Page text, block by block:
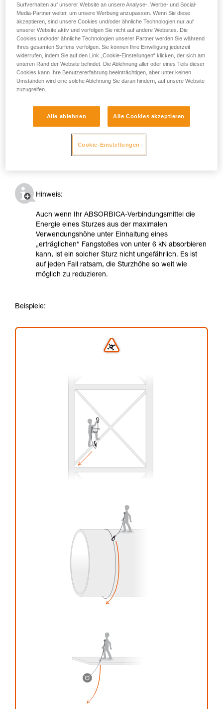
Hinweis:
Auch wenn Ihr ABSORBICA-Verbindungsmittel die
Energie eines Sturzes aus der maximalen
Verwendungshöhe unter Einhaltung eines
„erträglichen“ Fangstoßes von unter 6 kN absorbieren
kann, ist ein solcher Sturz nicht ungefährlich. Es ist
auf jeden Fall ratsam, die Sturzhöhe so weit wie
möglich zu reduzieren.
Beispiele:
Surfverhalten auf unserer Website an unsere Analyse-, Werbe- und Social-
Media-Partner weiter, um unsere Werbung anzupassen. Wenn Sie diese
akzeptieren, sind unsere Cookies und/oder ähnliche Technologien nur auf
unserer Website aktiv und verfolgen Sie nicht auf andere Websites. Die
Cookies und/oder ähnliche Technologien unserer Partner werden Sie während
Ihres gesamten Surfens verfolgen. Sie können Ihre Einwilligung jederzeit
widerrufen, indem Sie auf den Link „Cookie-Einstellungen“ klicken, der sich am
unteren Rand der Website befindet. Die Ablehnung aller oder eines Teils dieser
Cookies kann Ihre Benutzererfahrung beeinträchtigen, aber unter keinen
Umständen wird eine solche Ablehnung Sie daran hindern, auf unsere Website
zuzugreifen.
Alle ablehnen Alle Cookies akzeptieren
Cookie-Einstellungen